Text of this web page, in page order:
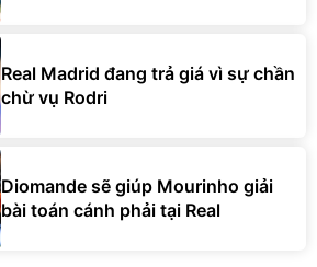
Real Madrid đang trả giá vì sự chần
chừ vụ Rodri
Diomande sẽ giúp Mourinho giải
bài toán cánh phải tại Real